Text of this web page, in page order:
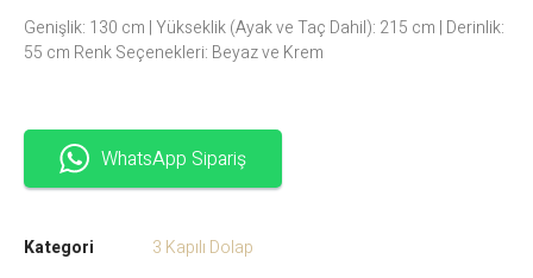
Genişlik: 130 cm | Yükseklik (Ayak ve Taç Dahil): 215 cm | Derinlik:
55 cm Renk Seçenekleri: Beyaz ve Krem
WhatsApp Sipariş
Kategori 3 Kapılı Dolap